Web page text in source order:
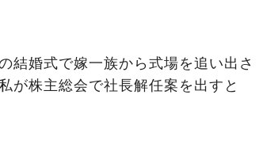
結婚式で嫁一族から式場を追い出さ
が株主総会で社長解任案を出すと